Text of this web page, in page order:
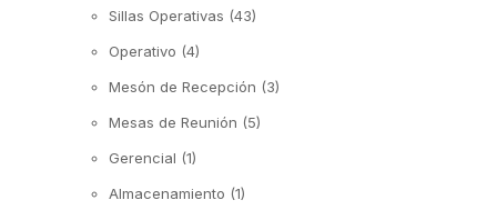
Sillas Operativas (43)
Operativo (4)
Mesón de Recepción (3)
Mesas de Reunión (5)
Gerencial (1)
Almacenamiento (1)